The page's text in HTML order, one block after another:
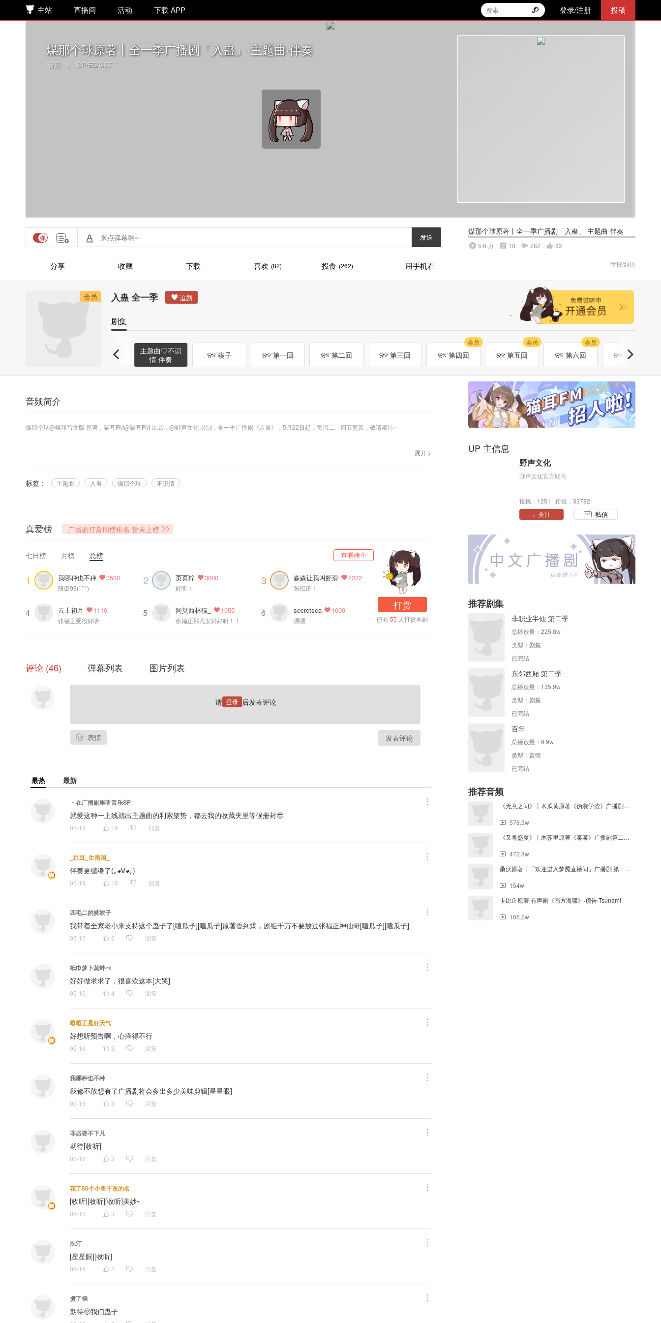
主站 直播间 活动 下载 APP 登录/注册 投稿
煤那个球原著丨全一季广播剧「入蛊」·主题曲·伴奏
音乐 > OP/ED/OST
发送
分享 收藏 下载 喜欢 (82) 投食 (262) 用手机看
煤那个球原著丨全一季广播剧「入蛊」·主题曲·伴奏
5.6 万 18 262 82
举报/纠错
会员 入蛊 全一季
剧集
主题曲♡不识
主题曲♡不识
情 伴奏
Ⱄⱄᐝ楔子 Ⱄⱄᐝ第一回 Ⱄⱄᐝ第二回 Ⱄⱄᐝ第三回 Ⱄⱄᐝ第四回
会员
Ⱄⱄᐝ第五回
会员
Ⱄⱄᐝ第六回
会员
Ⱄⱄᐝ第七回
音频简介
煤那个球@煤球写文版 原著，猫耳FM@猫耳FM 出品，@野声文化 录制，全一季广播剧《入蛊》，5月22日起，每周二、周五更新，敬请期待~
题字：走走@走走uuu
制作人：徐一@徐一_
作曲/编曲：洪施锐/徐一
音乐制作：杭州乐馨文化艺术有限公司
——本作品为有偿版权内容，禁止二改、二传及商用——
展开 >
标签： 主题曲 入蛊 煤那个球 不识情
真爱榜 广播剧打赏周榜排名 暂未上榜
七日榜 月榜 总榜 查看榜单
1 我哪种也不种 3500
段邵99(ˊ˘ˋ*)
2 页页梓 3000
好听！
3 森森让我叫虾滑 2222
张福正！
4 云上初月 1110
张福正受役好听
5 阿莫西林猫_ 1055
张福正邵凡安好好听！！
6 secretsea 1000
嘿嘿
打赏
已有55 人打赏本剧
评论 46 弹幕列表 图片列表
请 登录 后发表评论
表情 发表评论
最热 最新
・在广播剧里听音乐SP
就爱这种一上线就出主题曲的利索架势，都去我的收藏夹里等候册封🥹
05-15 19 回复
_红豆_生南国_
伴奏更缱绻了(｡◕∀◕｡)
05-19 10 回复
四毛二的裤衩子
我带着全家老小来支持这个蛊子了[嗑瓜子][嗑瓜子]原著香到爆，剧组千万不要放过张福正神仙哥[嗑瓜子][嗑瓜子]
05-15 9 回复
纸巾萝卜蒸蚌ぺ
好好做求求了，很喜欢这本[大哭]
05-16 4 回复
嘻嘻正是好天气
好想听预告啊，心痒得不行
05-16 3 回复
我哪种也不种
我都不敢想有了广播剧将会多出多少美味剪辑[星星眼]
05-15 3 回复
非必要不下凡
期待[收听]
05-15 3 回复
花了50个小鱼干改的名
[收听][收听][收听]美妙~
05-15 3 回复
汔汀
[星星眼][收听]
05-16 2 回复
撅了韬
期待🥺我们蛊子
UP 主信息
野声文化
野声文化官方账号
投稿：1251 粉丝：33782
+ 关注 私信
推荐剧集
非职业半仙 第二季
总播放量： 225.8w
类型： 剧集
已完结
东邻西厢 第二季
总播放量： 135.9w
类型： 剧集
已完结
百年
总播放量： 9.9w
类型： 言情
已完结
推荐音频
《无意之间》丨木瓜黄原著《伪装学渣》广播剧主题曲
578.3w
《又将盛夏》丨木苏里原著《某某》广播剧第二季主题曲
472.8w
桑沃原著丨「欢迎进入梦魇直播间」广播剧 第一季 · 主题曲「Believer」
154w
卡比丘原著|有声剧《南方海啸》·预告·Tsunami
106.2w